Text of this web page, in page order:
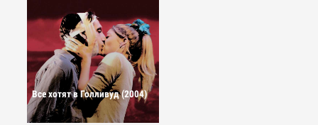
Все хотят в Голливуд (2004)